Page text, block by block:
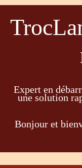
Expert en
une solution
Bonjour et